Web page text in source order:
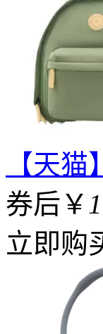
【天
券后￥
立即购